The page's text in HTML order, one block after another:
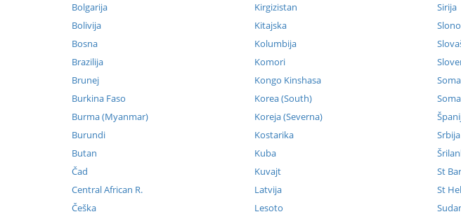
Bolgarija
Bolivija
Bosna
Brazilija
Brunej
Burkina Faso
Burma (Myanmar)
Burundi
Butan
Čad
Central African R.
Češka
Kirgizistan
Kitajska
Kolumbija
Komori
Kongo Kinshasa
Korea (South)
Koreja (Severna)
Kostarika
Kuba
Kuvajt
Latvija
Lesoto
Sirija
Srbija
St
St